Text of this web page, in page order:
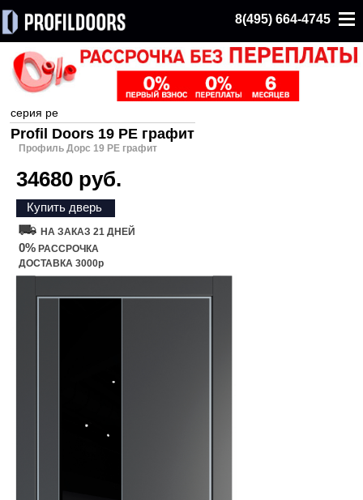
8(495) 664-4745
серия pe
Profil Doors 19 PE графит
Профиль Дорс 19 PE графит
34680 руб.
Купить дверь
НА ЗАКАЗ 21 ДНЕЙ
0% РАССРОЧКА
ДОСТАВКА 3000р